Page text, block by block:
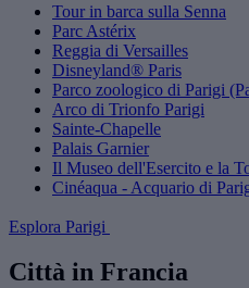
Tour in barca sulla Senna
Parc Astérix
Reggia di Versailles
Disneyland® Paris
Parco zoologico di Parigi
Arco di Trionfo Parigi
Sainte-Chapelle
Palais Garnier
Il Museo dell'Esercito e la
Cinéaqua - Acquario di
Esplora Parigi
Città in Francia